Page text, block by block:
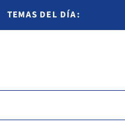
TEMAS DEL DÍA: